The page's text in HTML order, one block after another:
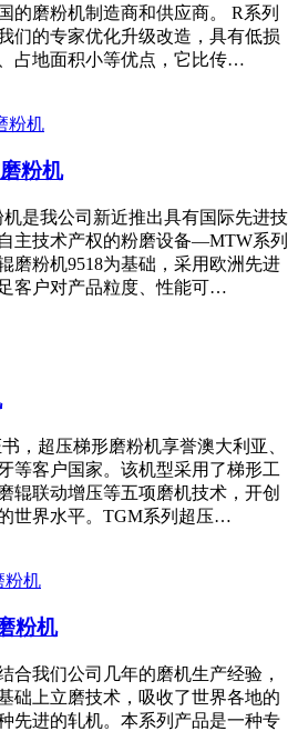
的磨粉机制造商和供应商。 R系列
们的专家优化升级改造，具有低损
占地面积小等优点，它比传…
粉机
是我公司新近推出具有国际先进技
主技术产权的粉磨设备—MTW系列
磨粉机9518为基础，采用欧洲先进
客户对产品粒度、性能可…
，超压梯形磨粉机享誉澳大利亚、
等客户国家。该机型采用了梯形工
辊联动增压等五项磨机技术，开创
世界水平。TGM系列超压…
粉机
合我们公司几年的磨机生产经验，
础上立磨技术，吸收了世界各地的
先进的轧机。本系列产品是一种专